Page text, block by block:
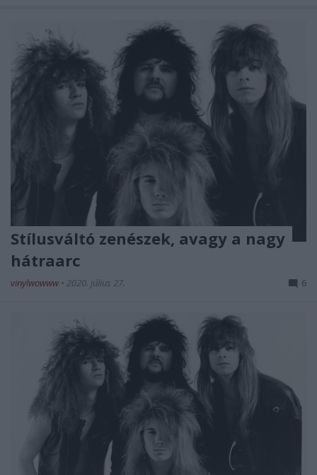
Stílusváltó zenészek, avagy a nagy
hátraarc
vinylwowww • 2020. július 27. 6